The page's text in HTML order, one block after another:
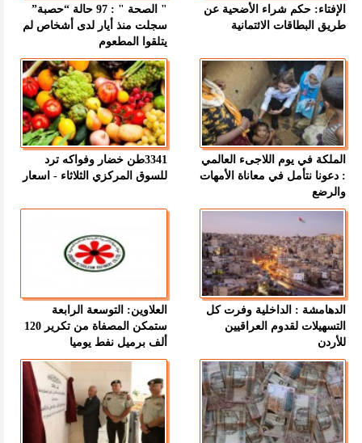
الإفتاء: حكم شراء الأضحية عن
طريق البطاقات الائتمانية
" الصحة " : 97 حالة “حصبة”
سجلت منذ أيار لدى أشخاص لم
يتلقوا المطعوم
الملكة في يوم اللاجىء العالمي
: دعونا نتأمل في معاناة الأمهات
والرضع
3341طن خضار وفواكه ترد
للسوق المركزي الثلاثاء - اسعار
الدهامشة : الداخلية وفرت كل
التسهيلات لقدوم العراقيين
للأردن
العلاوين: التوسعة الرابعة
ستمكن المصفاة من تكرير 120
ألف برميل نفط يوميا